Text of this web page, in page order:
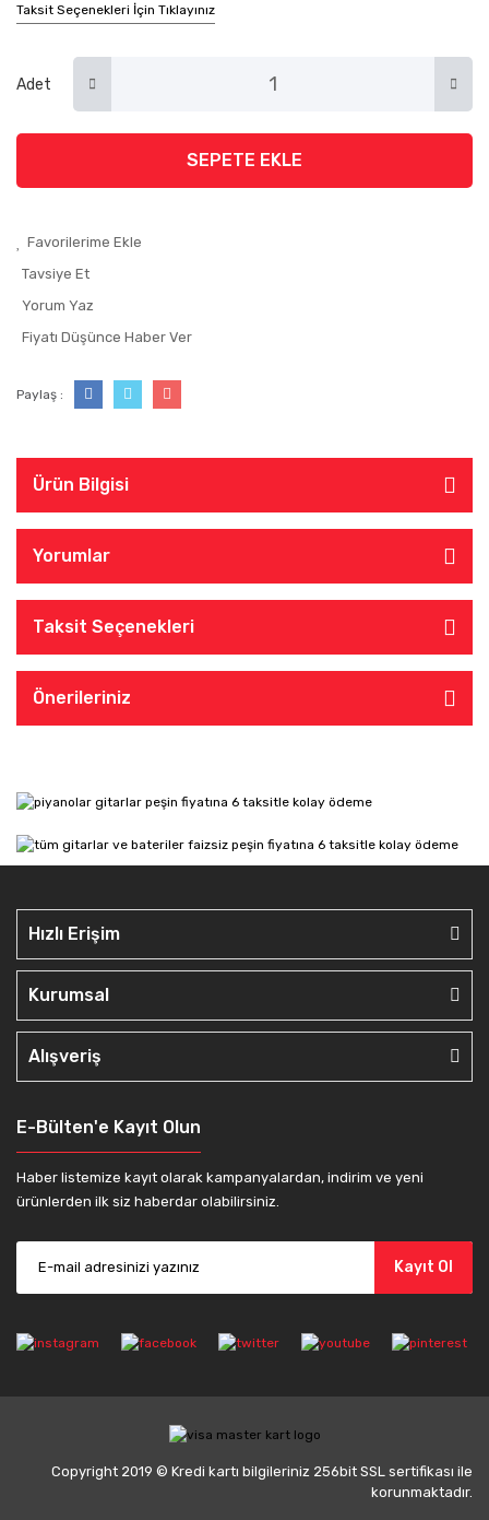
Taksit Seçenekleri İçin Tıklayınız
Adet
SEPETE EKLE
Tavsiye Et
Yorum Yaz
Fiyatı Düşünce Haber Ver
Paylaş :
Ürün Bilgisi
Yorumlar
Taksit Seçenekleri
Önerileriniz
Hızlı Erişim
Kurumsal
Alışveriş
E-Bülten'e Kayıt Olun
Haber listemize kayıt olarak kampanyalardan, indirim ve yeni
ürünlerden ilk siz haberdar olabilirsiniz.
Kayıt Ol
Copyright 2019 © Kredi kartı bilgileriniz 256bit SSL sertifikası ile
korunmaktadır.